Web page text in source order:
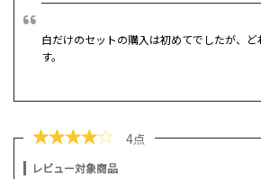
白だけのセットの購入は初めてでしたが、
す。
★★★★☆ 4点
レビュー対象商品